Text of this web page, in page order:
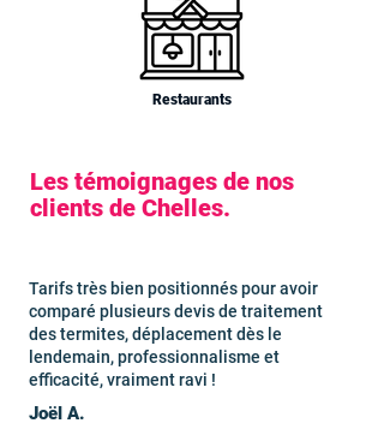
Restaurants
Les témoignages de nos
clients de Chelles.
Tarifs très bien positionnés pour avoir
comparé plusieurs devis de traitement
des termites, déplacement dès le
lendemain, professionnalisme et
efficacité, vraiment ravi !
Joël A.